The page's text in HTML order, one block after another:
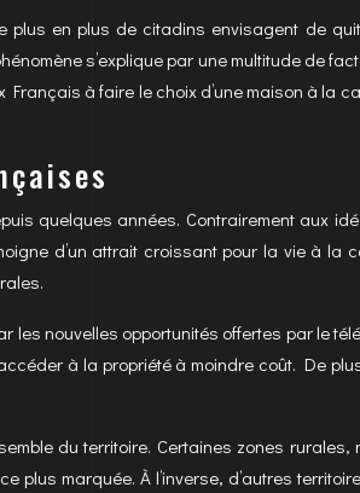
plus en plus de citadins envisagent de
s’explique par une multitude de
à faire le choix d’une maison à la
quelques années. Contrairement aux
d’un attrait croissant pour la vie à la
les nouvelles opportunités offertes par le
à la propriété à moindre coût. De
du territoire. Certaines zones
marquée. À l’inverse, d’autres